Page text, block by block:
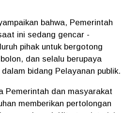
bahwa, Pemerintah
ini sedang gencar -
pihak untuk bergotong
dan selalu berupaya
bidang Pelayanan publik.
Pemerintah dan masyarakat
memberikan pertolongan